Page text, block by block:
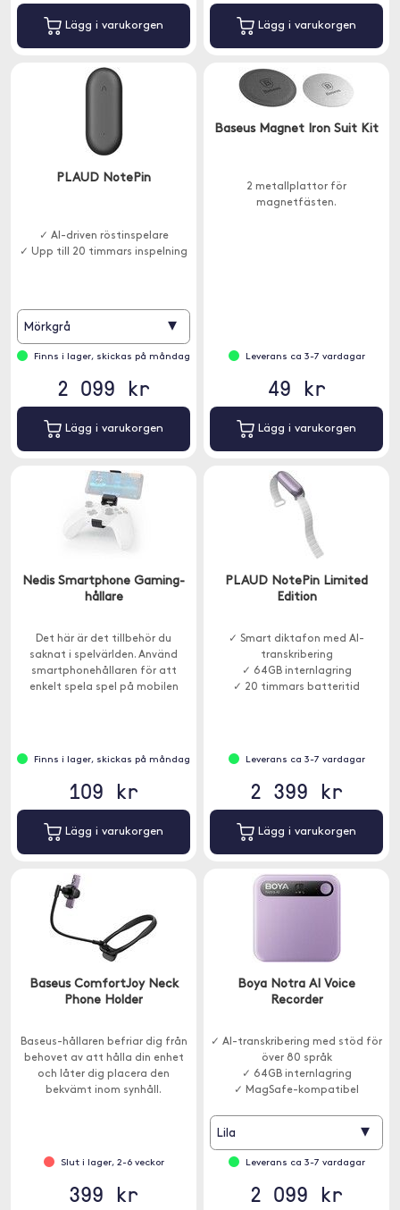
Lägg i varukorgen Lägg i varukorgen
PLAUD NotePin
✓ AI-driven röstinspelare
✓ Upp till 20 timmars inspelning
Mörkgrå ▾
Finns i lager, skickas på måndag
2 099 kr
Lägg i varukorgen
Baseus Magnet Iron Suit Kit
2 metallplattor för
magnetfästen.
Leverans ca 3-7 vardagar
49 kr
Lägg i varukorgen
Nedis Smartphone Gaming-
hållare
Det här är det tillbehör du
saknat i spelvärlden. Använd
smartphonehållaren för att
enkelt spela spel på mobilen
Finns i lager, skickas på måndag
109 kr
Lägg i varukorgen
PLAUD NotePin Limited
Edition
✓ Smart diktafon med AI-
transkribering
✓ 64GB internlagring
✓ 20 timmars batteritid
Leverans ca 3-7 vardagar
2 399 kr
Lägg i varukorgen
Baseus ComfortJoy Neck
Phone Holder
Baseus-hållaren befriar dig från
behovet av att hålla din enhet
och låter dig placera den
bekvämt inom synhåll.
Slut i lager, 2-6 veckor
399 kr
Boya Notra AI Voice
Recorder
✓ AI-transkribering med stöd för
över 80 språk
✓ 64GB internlagring
✓ MagSafe-kompatibel
Lila ▾
Leverans ca 3-7 vardagar
2 099 kr